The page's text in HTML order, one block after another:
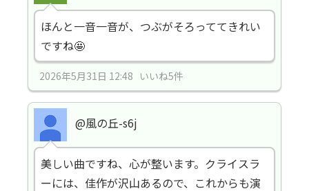
ほんと一音一音が、つぶがそろっててきれい
ですね🤩
2026年5月31日 12:48 いいね5件
@風の丘-s6j
美しい曲ですね、心が整います。クライスラ
ーには、佳作が沢山あるので、これからも演